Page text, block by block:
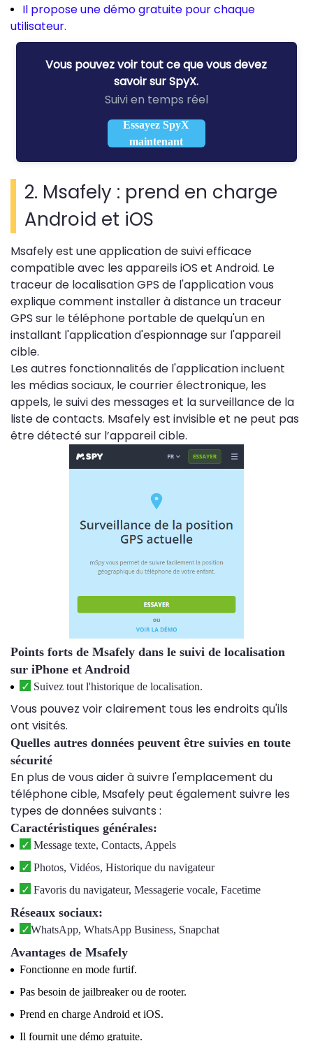
Il propose une démo gratuite pour chaque
utilisateur.
Vous pouvez voir tout ce que vous devez
savoir sur SpyX.
Suivi en temps réel
Essayez SpyX
maintenant
2. Msafely : prend en charge
Android et iOS
Msafely est une application de suivi efficace
compatible avec les appareils iOS et Android. Le
traceur de localisation GPS de l'application vous
explique comment installer à distance un traceur
GPS sur le téléphone portable de quelqu'un en
installant l'application d'espionnage sur l'appareil
cible.
Les autres fonctionnalités de l'application incluent
les médias sociaux, le courrier électronique, les
appels, le suivi des messages et la surveillance de la
liste de contacts. Msafely est invisible et ne peut pas
être détecté sur l’appareil cible.
Points forts de Msafely dans le suivi de localisation
sur iPhone et Android
Suivez tout l'historique de localisation.
Vous pouvez voir clairement tous les endroits qu'ils
ont visités.
Quelles autres données peuvent être suivies en toute
sécurité
En plus de vous aider à suivre l'emplacement du
téléphone cible, Msafely peut également suivre les
types de données suivants :
Caractéristiques générales:
Message texte, Contacts, Appels
Photos, Vidéos, Historique du navigateur
Favoris du navigateur, Messagerie vocale, Facetime
Réseaux sociaux:
WhatsApp, WhatsApp Business, Snapchat
Avantages de Msafely
Fonctionne en mode furtif.
Pas besoin de jailbreaker ou de rooter.
Prend en charge Android et iOS.
Il fournit une démo gratuite.